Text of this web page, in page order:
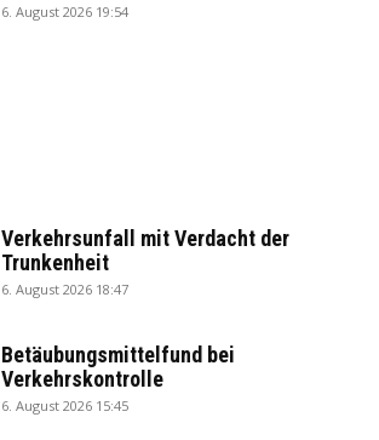
6. August 2026 19:54
Verkehrsunfall mit Verdacht der
Trunkenheit
6. August 2026 18:47
Betäubungsmittelfund bei
Verkehrskontrolle
6. August 2026 15:45